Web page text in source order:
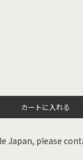
カートに入れる
Japan, please